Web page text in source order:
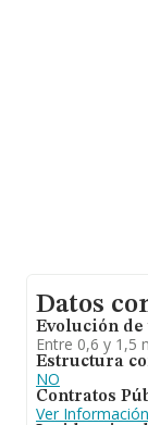
Datos
Evolución de
Entre 0,6 y 1,5
Estructura
NO
Contratos
Ver Información